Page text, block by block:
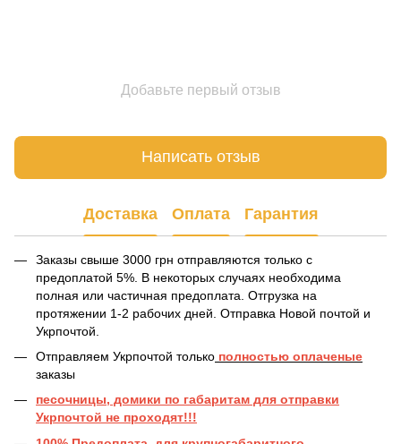
Добавьте первый отзыв
Написать отзыв
Доставка Оплата Гарантия
Заказы свыше 3000 грн отправляются только с
предоплатой 5%. В некоторых случаях необходима
полная или частичная предоплата. Отгрузка на
протяжении 1-2 рабочих дней. Отправка Новой почтой и
Укрпочтой.
Отправляем Укрпочтой только полностью оплаченые
заказы
песочницы, домики по габаритам для отправки
Укрпочтой не проходят!!!